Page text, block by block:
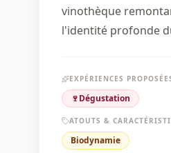
vinothèque
l'identité profonde
EXPÉRIENCES
🍷Dégustation
ATOUTS &
Biodynamie